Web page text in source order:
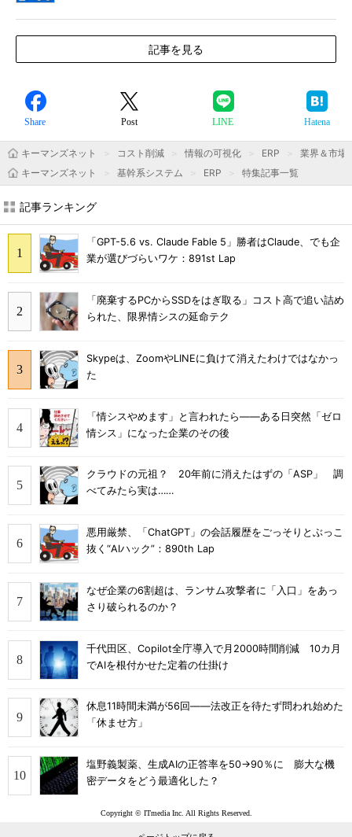
記事を見る
Share Post LINE Hatena
キーマンズネット コスト削減 情報の可視化 ERP
業界＆市場
キーマンズネット
基幹系システム ERP 特集記事一覧
記事ランキング
「GPT-5.6 vs. Claude Fable 5」勝者はClaude、でも企
業が選びづらいワケ：891st Lap
「廃棄するPCからSSDをはぎ取る」コスト高で追い詰め
られた、限界情シスの延命テク
Skypeは、ZoomやLINEに負けて消えたわけではなかっ
た
「情シスやめます」と言われたら――ある日突然「ゼロ
情シス」になった企業のその後
クラウドの元祖？ 20年前に消えたはずの「ASP」 調
べてみたら実は……
悪用厳禁、「ChatGPT」の会話履歴をごっそりとぶっこ
抜く“AIハック”：890th Lap
なぜ企業の6割超は、ランサム攻撃者に「入口」をあっ
さり破られるのか？
千代田区、Copilot全庁導入で月2000時間削減 10カ月
でAIを根付かせた定着の仕掛け
休息11時間未満が56回――法改正を待たず問われ始めた
「休ませ方」
塩野義製薬、生成AIの正答率を50→90％に 膨大な機
密データをどう最適化した？
Copyright © ITmedia Inc. All Rights Reserved.